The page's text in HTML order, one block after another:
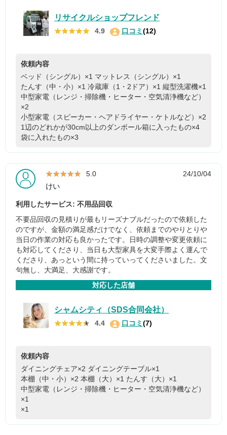
リサイクルショップフレンド
★★★★★
★★★★★ 4.9 口コミ(12)
依頼内容
ベッド（シングル）×1 マットレス（シングル）×1
たんす（中・小）×1 冷蔵庫（1・2ドア）×1 縦型洗濯機×1
中型家電（レンジ・掃除機・ヒーター・空気清浄機など）
×2
小型家電（スピーカー・ヘアドライヤー・ケトルなど）×2
1辺のどれかが30cm以上のダンボール箱に入ったもの×4
袋に入れたもの×3
★★★★★
★★★★★ 5.0
24/10/04
けい
利用したサービス: 不用品回収
不要品回収の見積りが最もリーズナブルだったので依頼した
のですが、金額の満足感だけでなく、依頼までのやりとりや
当日の作業の対応も良かったです。日時の調整や変更依頼に
も対応してくださり、当日も大型家具を大変手際よく運んで
くださり、あっという間に持っていってくださいました。文
句無し、大満足、大感謝です。
対応した店舗
シャムシティ（SDS合同会社）
★★★★★
★★★★★ 4.4 口コミ(7)
依頼内容
ダイニングチェア×2 ダイニングテーブル×1
本棚（中・小）×2 本棚（大）×1 たんす（大）×1
中型家電（レンジ・掃除機・ヒーター・空気清浄機など）
×1
×1